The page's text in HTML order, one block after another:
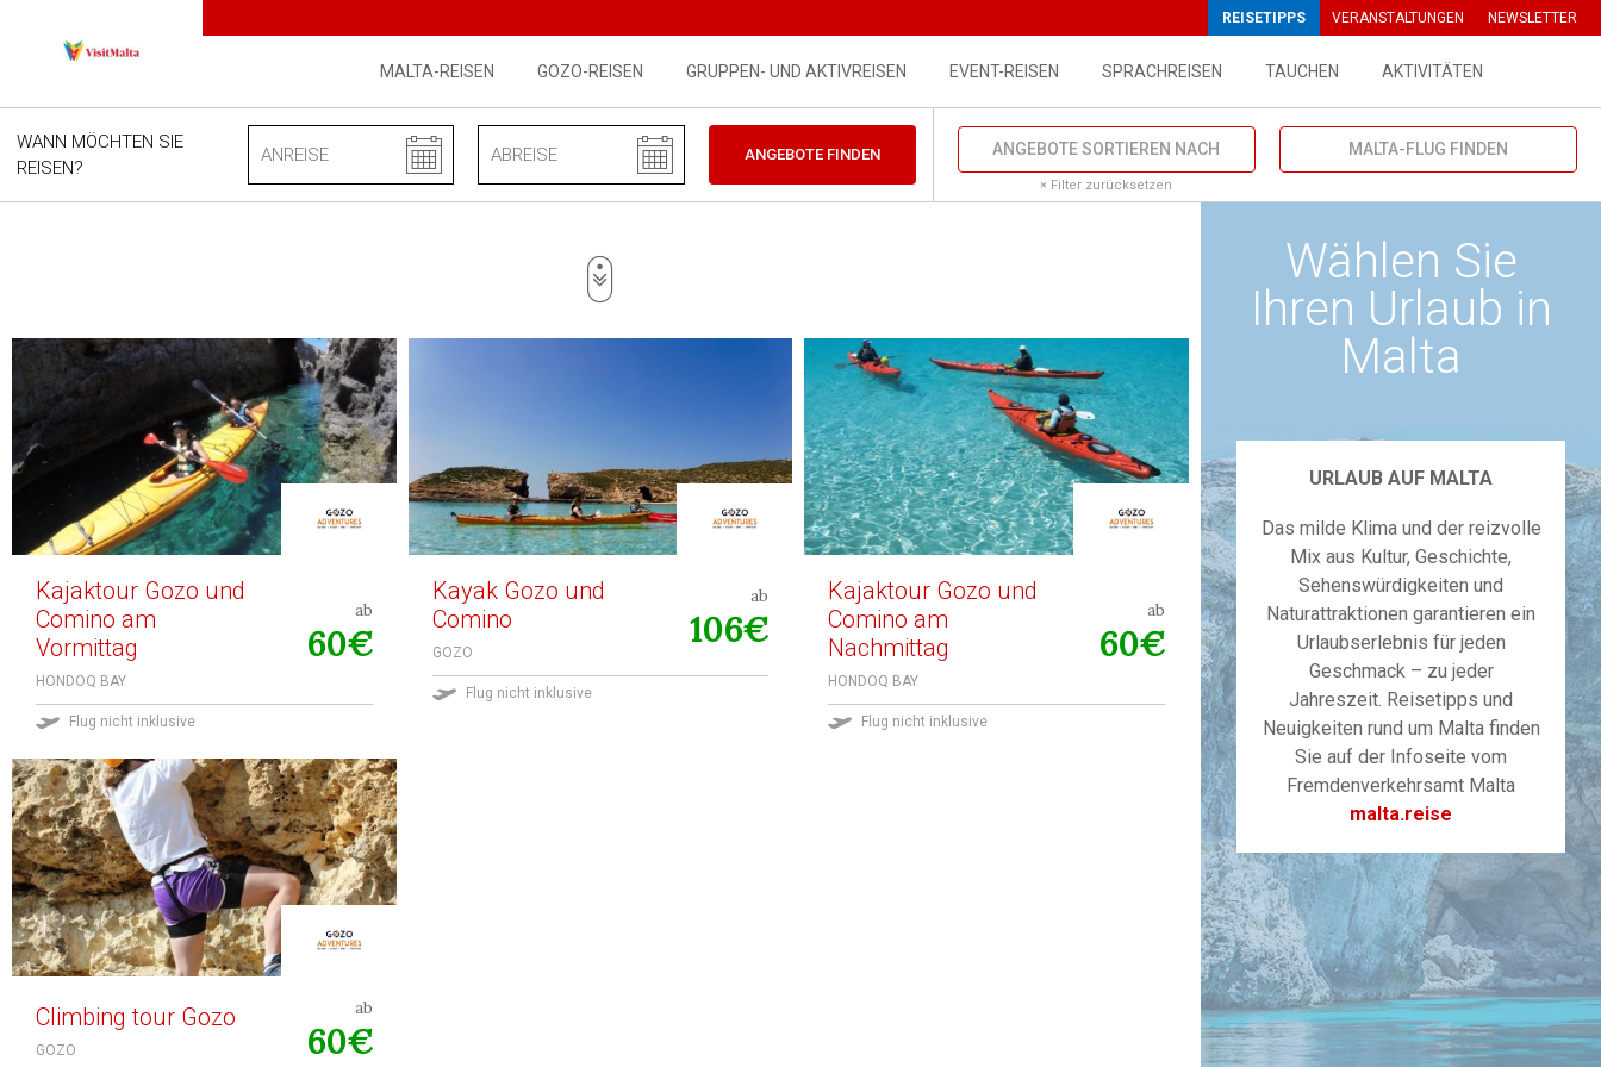
REISETIPPS VERANSTALTUNGEN NEWSLETTER
MALTA-REISEN GOZO-REISEN GRUPPEN- UND AKTIVREISEN EVENT-REISEN SPRACHREISEN TAUCHEN AKTIVITÄTEN
WANN MÖCHTEN SIE
REISEN?
ANGEBOTE FINDEN ANGEBOTE SORTIEREN NACH
× Filter zurücksetzen
MALTA-FLUG FINDEN
Kajaktour Gozo und
Comino am
Vormittag
HONDOQ BAY
ab
60€
Flug nicht inklusive
Kayak Gozo und
Comino
GOZO
ab
106€
Flug nicht inklusive
Kajaktour Gozo und
Comino am
Nachmittag
HONDOQ BAY
ab
60€
Flug nicht inklusive
Climbing tour Gozo
GOZO
ab
60€
Wählen Sie
Ihren Urlaub in
Malta
URLAUB AUF MALTA
Das milde Klima und der reizvolle
Mix aus Kultur, Geschichte,
Sehenswürdigkeiten und
Naturattraktionen garantieren ein
Urlaubserlebnis für jeden
Geschmack – zu jeder
Jahreszeit. Reisetipps und
Neuigkeiten rund um Malta finden
Sie auf der Infoseite vom
Fremdenverkehrsamt Malta
malta.reise